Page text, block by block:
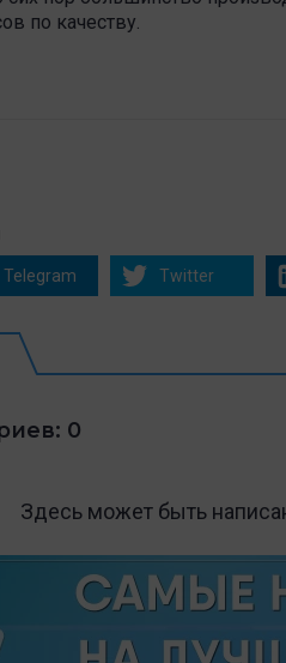
по качеству.
Telegram Twitter
0
Здесь может быть